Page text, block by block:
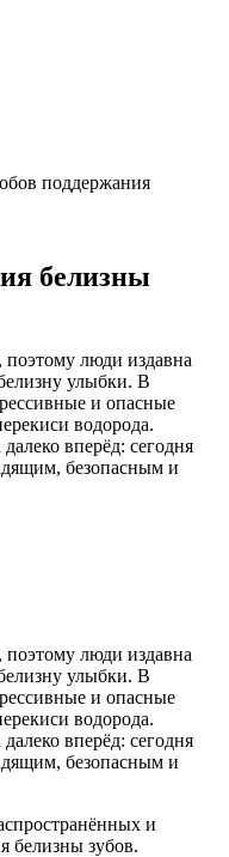
поддержания
белизны
поэтому люди издавна
улыбки. В
и опасные
водорода.
вперёд: сегодня
безопасным и
поэтому люди издавна
улыбки. В
и опасные
водорода.
вперёд: сегодня
безопасным и
и
белизны зубов.